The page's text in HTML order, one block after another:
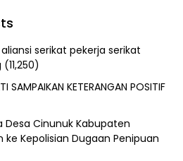
serikat pekerja serikat
(11,250)
SAMPAIKAN KETERANGAN POSITIF
Desa Cinunuk Kabupaten
ke Kepolisian Dugaan Penipuan